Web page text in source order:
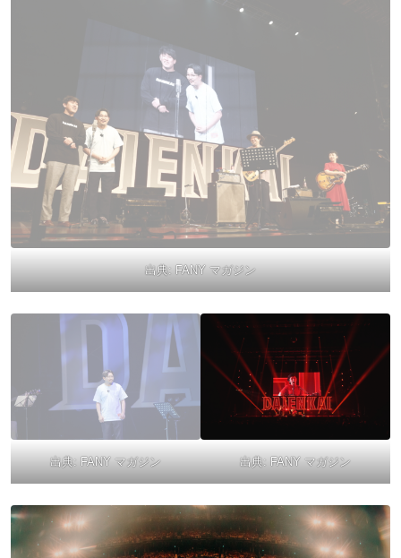
出典: FANY マガジン
出典: FANY マガジン 出典: FANY マガジン